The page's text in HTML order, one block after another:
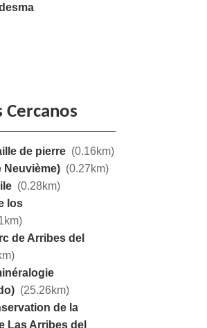
de pierre (0.16km)
Neuvième) (0.27km)
(0.28km)
los
de Arribes del
(25.26km)
de la
Las Arribes del